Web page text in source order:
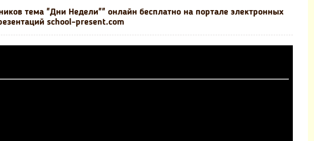
тема "Дни Недели"" онлайн бесплатно на портале электронных
school-present.com